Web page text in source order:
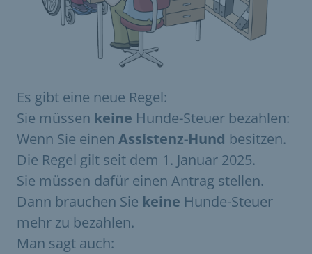
Es gibt eine neue Regel:
Sie müssen keine Hunde-Steuer bezahlen:
Wenn Sie einen Assistenz-Hund besitzen.
Die Regel gilt seit dem 1. Januar 2025.
Sie müssen dafür einen Antrag stellen.
Dann brauchen Sie keine Hunde-Steuer
mehr zu bezahlen.
Man sagt auch: